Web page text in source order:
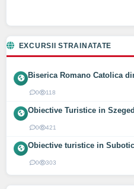
EXCURSII STRAINATATE
Biserica Romano Catolica
0 118
Obiective Turistice in
0 421
Obiective turistice in
0 303